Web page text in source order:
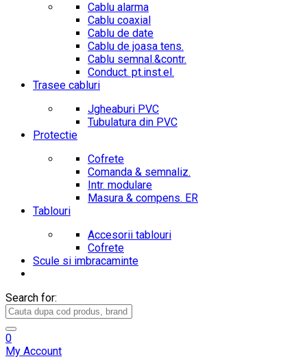
Cablu alarma
Cablu coaxial
Cablu de date
Cablu de joasa tens.
Cablu semnal.&contr.
Conduct. pt.inst.el.
Trasee cabluri
Jgheaburi PVC
Tubulatura din PVC
Protectie
Cofrete
Comanda & semnaliz.
Intr. modulare
Masura & compens. ER
Tablouri
Accesorii tablouri
Cofrete
Scule si imbracaminte
Search for:
0
My Account